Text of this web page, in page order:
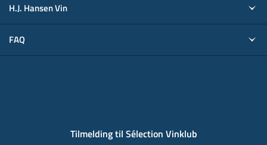
H.J. Hansen Vin
FAQ
Tilmelding til Sélection Vinklub